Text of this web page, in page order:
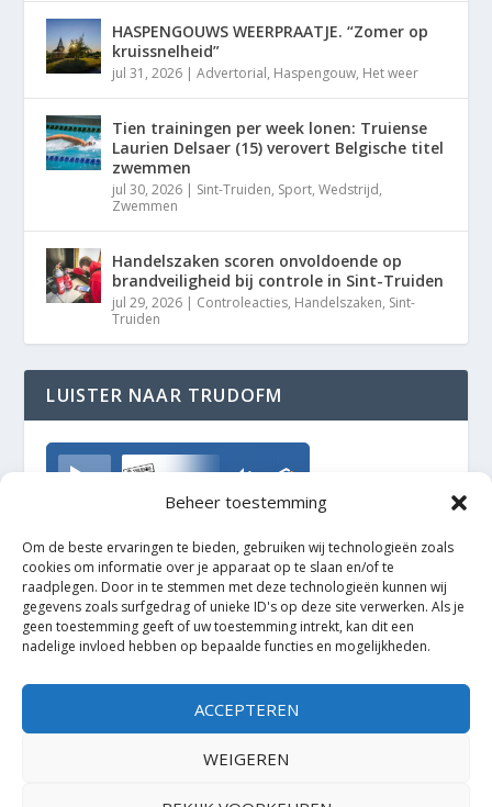
Beheer toestemming
Om de beste ervaringen te bieden, gebruiken wij technologieën zoals
cookies om informatie over je apparaat op te slaan en/of te
raadplegen. Door in te stemmen met deze technologieën kunnen wij
gegevens zoals surfgedrag of unieke ID's op deze site verwerken. Als je
geen toestemming geeft of uw toestemming intrekt, kan dit een
nadelige invloed hebben op bepaalde functies en mogelijkheden.
ACCEPTEREN
WEIGEREN
HASPENGOUWS WEERPRAATJE. “Zomer op
kruissnelheid”
jul 31, 2026 |Advertorial, Haspengouw, Het weer
Tien trainingen per week lonen: Truiense
Laurien Delsaer (15) verovert Belgische titel
zwemmen
jul 30, 2026 | Sint-Truiden, Sport,Wedstrijd,
Zwemmen
Handelszaken scoren onvoldoende op
brandveiligheid bij controle in Sint-Truiden
jul 29, 2026 | Controleacties, Handelszaken, Sint-
Truiden
LUISTER NAAR TRUDOFM
TrudoFM